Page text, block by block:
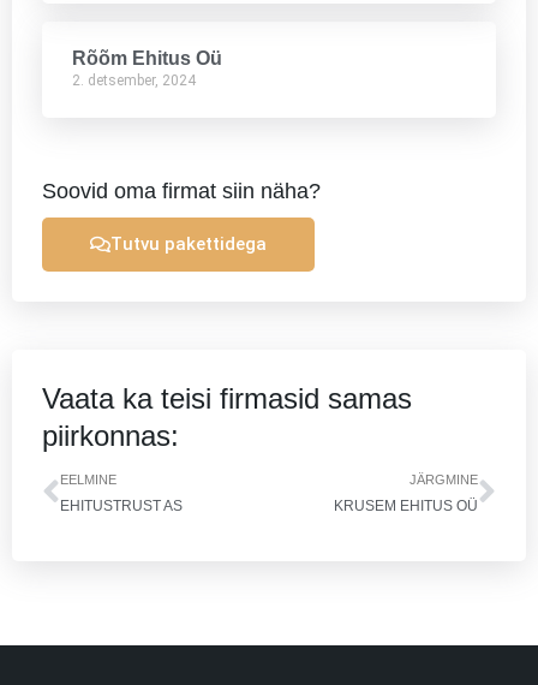
Rõõm Ehitus Oü
2. detsember, 2024
Soovid oma firmat siin näha?
Tutvu pakettidega
Vaata ka teisi firmasid samas
piirkonnas:
Prev
EELMINE
EHITUSTRUST AS
JÄRGMINE
KRUSEM EHITUS OÜ